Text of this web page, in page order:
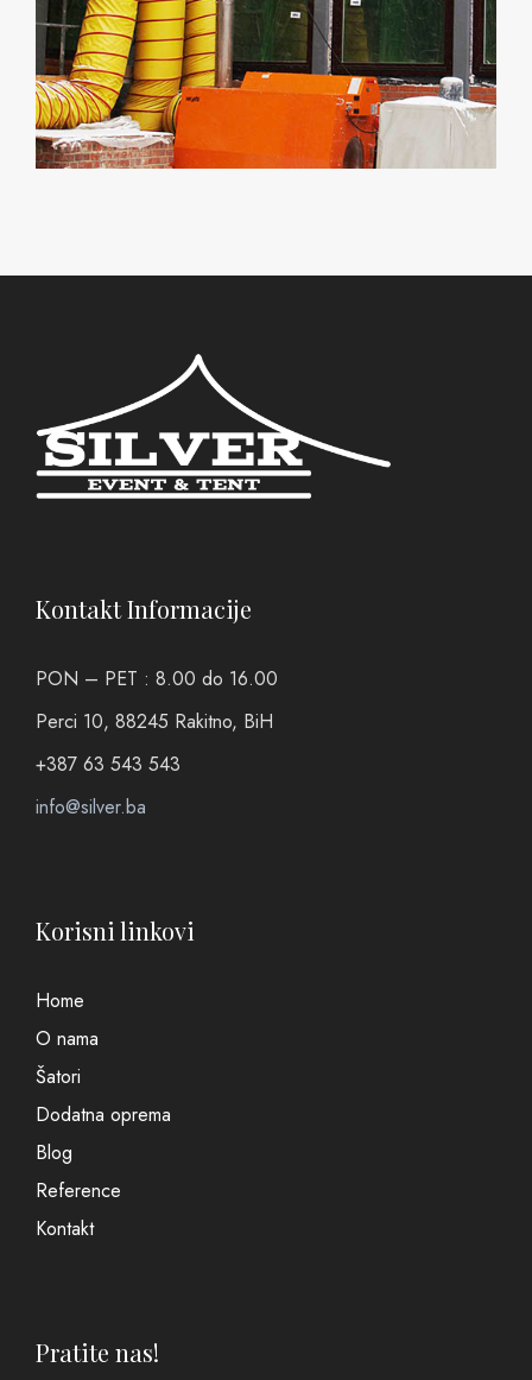
Kontakt Informacije
PON – PET : 8.00 do 16.00
Perci 10, 88245 Rakitno, BiH
+387 63 543 543
info@silver.ba
Korisni linkovi
Home
O nama
Šatori
Dodatna oprema
Blog
Reference
Kontakt
Pratite nas!